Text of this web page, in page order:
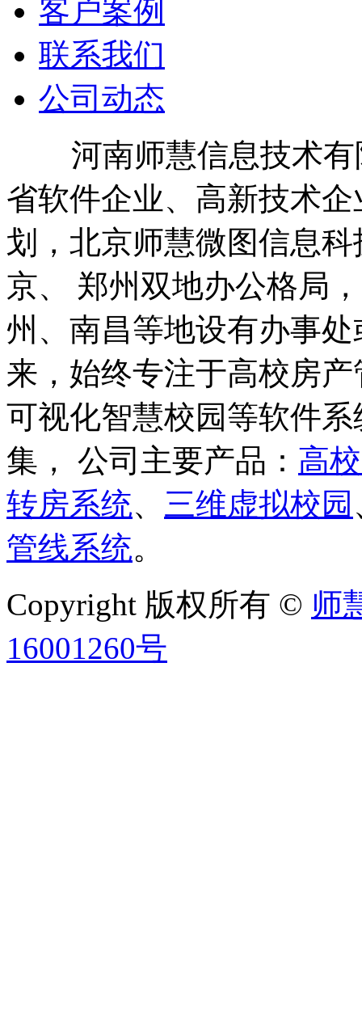
客户案例
联系我们
公司动态
河南师慧信息技术有
省软件企业、高新技术
划，北京师慧微图信息
京、 郑州双地办公格局
州、南昌等地设有办事
来，始终专注于高校房
可视化智慧校园等软件
集， 公司主要产品： 高
转房系统、 三维虚拟校园
管线系统。
Copyright 版权所有 © 师
16001260号